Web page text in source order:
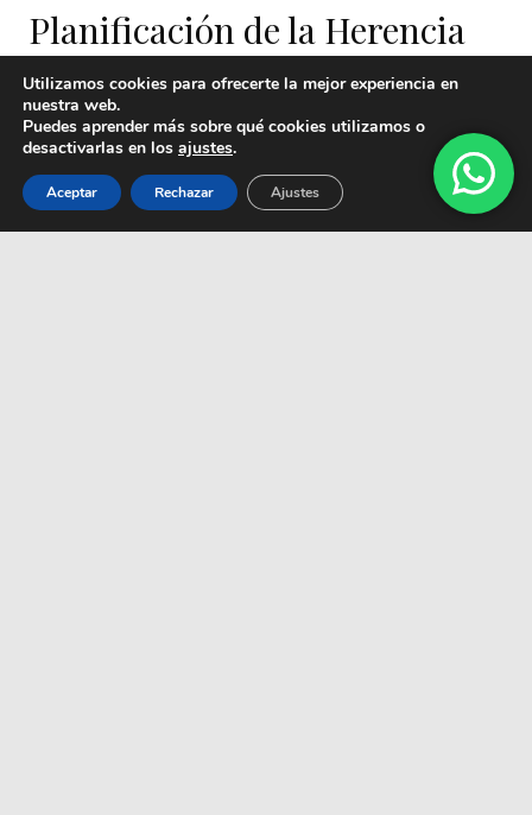
Planificación de la Herencia
Planificar la herencia es clave para asegurar la protección
del patrimonio familiar y empresarial frente a impuestos,
litigios y otros imprevistos. En En Cardador & Marín,
diseñamos estrategias personalizadas que optimizan la
transmisión patrimonial, maximizando beneficios fiscales
Utilizamos cookies para ofrecerte la mejor experiencia en
nuestra web.
Puedes aprender más sobre qué cookies utilizamos o
desactivarlas en los ajustes.
Aceptar Rechazar Ajustes